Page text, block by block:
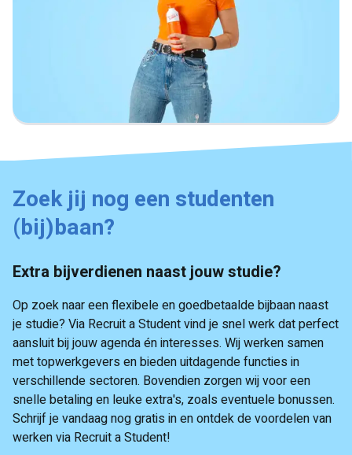
Zoek jij nog een studenten
(bij)baan?
Extra bijverdienen naast jouw studie?
Op zoek naar een flexibele en goedbetaalde bijbaan naast
je studie? Via Recruit a Student vind je snel werk dat perfect
aansluit bij jouw agenda én interesses. Wij werken samen
met topwerkgevers en bieden uitdagende functies in
verschillende sectoren. Bovendien zorgen wij voor een
snelle betaling en leuke extra's, zoals eventuele bonussen.
Schrijf je vandaag nog gratis in en ontdek de voordelen van
werken via Recruit a Student!